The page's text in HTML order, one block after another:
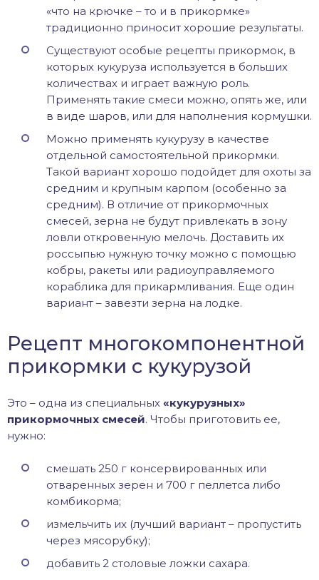
«что на крючке – то и в прикормке»
традиционно приносит хорошие результаты.
Существуют особые рецепты прикормок, в
которых кукуруза используется в больших
количествах и играет важную роль.
Применять такие смеси можно, опять же, или
в виде шаров, или для наполнения кормушки.
Можно применять кукурузу в качестве
отдельной самостоятельной прикормки.
Такой вариант хорошо подойдет для охоты за
средним и крупным карпом (особенно за
средним). В отличие от прикормочных
смесей, зерна не будут привлекать в зону
ловли откровенную мелочь. Доставить их
россыпью нужную точку можно с помощью
кобры, ракеты или радиоуправляемого
кораблика для прикармливания. Еще один
вариант – завезти зерна на лодке.
Рецепт многокомпонентной
прикормки с кукурузой
Это – одна из специальных «кукурузных»
прикормочных смесей. Чтобы приготовить ее,
нужно:
смешать 250 г консервированных или
отваренных зерен и 700 г пеллетса либо
комбикорма;
измельчить их (лучший вариант – пропустить
через мясорубку);
добавить 2 столовые ложки сахара.